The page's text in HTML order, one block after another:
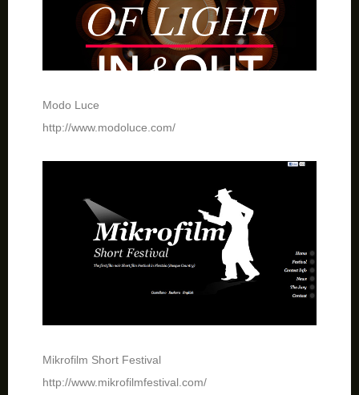
Modo Luce
http://www.modoluce.com/
Mikrofilm Short Festival
http://www.mikrofilmfestival.com/